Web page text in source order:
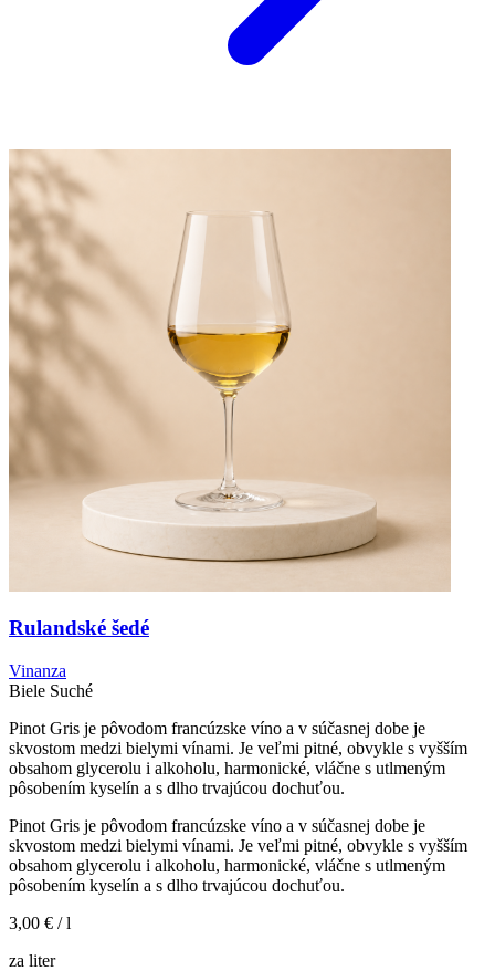
Rulandské šedé
Vinanza
Biele Suché
Pinot Gris je pôvodom francúzske víno a v súčasnej dobe je
skvostom medzi bielymi vínami. Je veľmi pitné, obvykle s vyšším
obsahom glycerolu i alkoholu, harmonické, vláčne s utlmeným
pôsobením kyselín a s dlho trvajúcou dochuťou.
Pinot Gris je pôvodom francúzske víno a v súčasnej dobe je
skvostom medzi bielymi vínami. Je veľmi pitné, obvykle s vyšším
obsahom glycerolu i alkoholu, harmonické, vláčne s utlmeným
pôsobením kyselín a s dlho trvajúcou dochuťou.
3,00 € / l
za liter